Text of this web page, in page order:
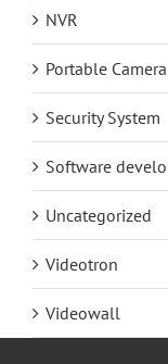
NVR
Portable Camera
Security System
Software
Uncategorized
Videotron
Videowall